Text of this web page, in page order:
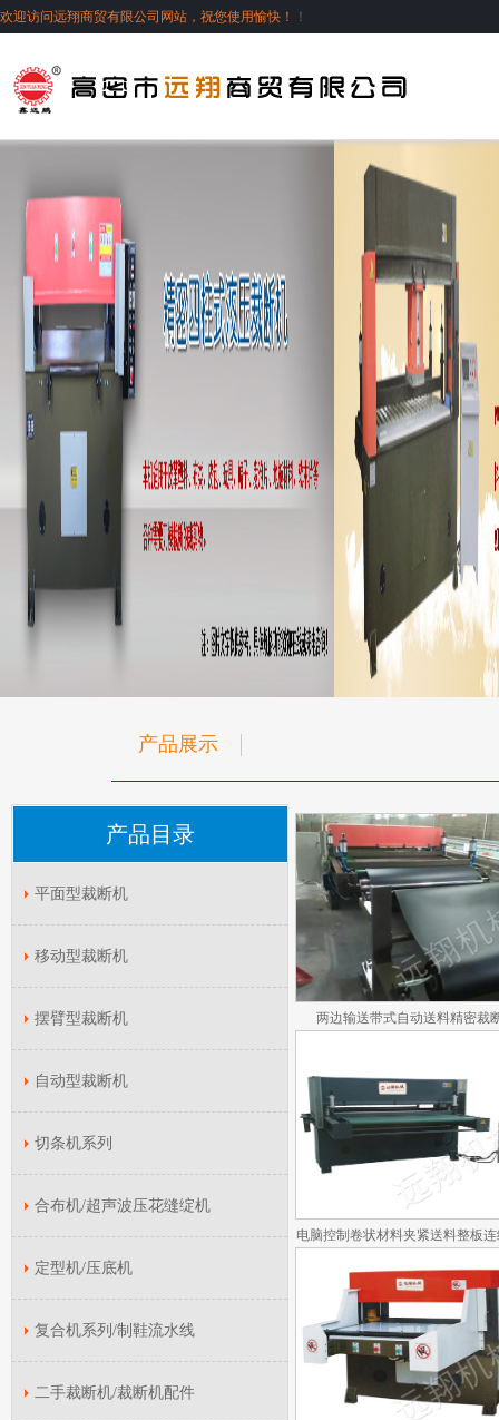
欢迎访问远翔商贸有限公司网站，祝您使用愉快！ ！
产品展示
产品目录
平面型裁断机
移动型裁断机
摆臂型裁断机
自动型裁断机
切条机系列
合布机/超声波压花缝绽机
定型机/压底机
复合机系列/制鞋流水线
二手裁断机/裁断机配件
两边输送带式自动送料精密裁
电脑控制卷状材料夹紧送料整板